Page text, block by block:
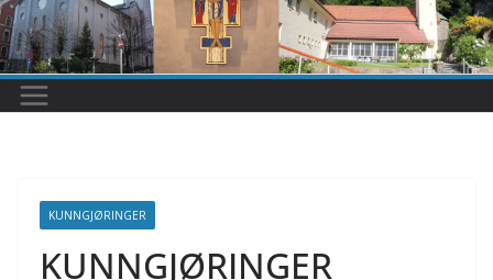
KUNNGJØRINGER
KUNNGJØRINGER